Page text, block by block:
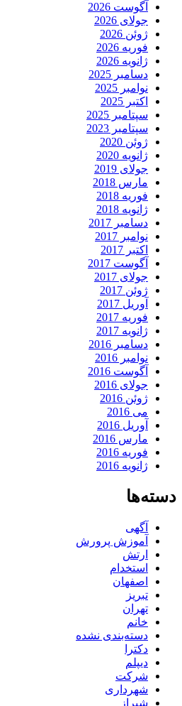
آگوست 2026
جولای 2026
ژوئن 2026
فوریه 2026
ژانویه 2026
دسامبر 2025
نوامبر 2025
اکتبر 2025
سپتامبر 2025
سپتامبر 2023
ژوئن 2020
ژانویه 2020
جولای 2019
مارس 2018
فوریه 2018
ژانویه 2018
دسامبر 2017
نوامبر 2017
اکتبر 2017
آگوست 2017
جولای 2017
ژوئن 2017
آوریل 2017
فوریه 2017
ژانویه 2017
دسامبر 2016
نوامبر 2016
آگوست 2016
جولای 2016
ژوئن 2016
می 2016
آوریل 2016
مارس 2016
فوریه 2016
ژانویه 2016
دسته‌ها
آگهی
آموزش پرورش
ارتش
استخدام
اصفهان
تبریز
تهران
خانم
دسته‌بندی نشده
دکترا
دیپلم
شرکت
شهرداری
شیراز